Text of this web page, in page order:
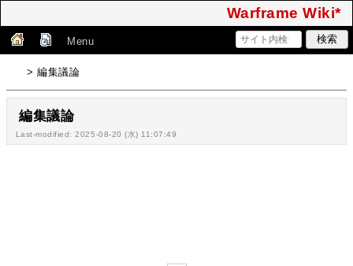
Warframe Wiki*
Menu
> 編集議論
編集議論
Last-modified: 2025-08-20 (水) 11:07:49